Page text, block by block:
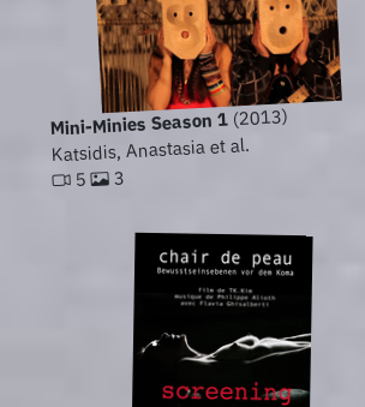
Mini-Minies Season 1(2013)
Katsidis, Anastasia et al.
5 3